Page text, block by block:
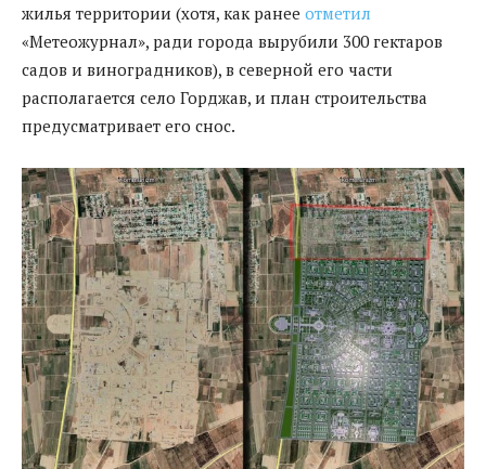
жилья территории (хотя, как ранее отметил
«Метеожурнал», ради города вырубили 300 гектаров
садов и виноградников), в северной его части
располагается село Горджав, и план строительства
предусматривает его снос.